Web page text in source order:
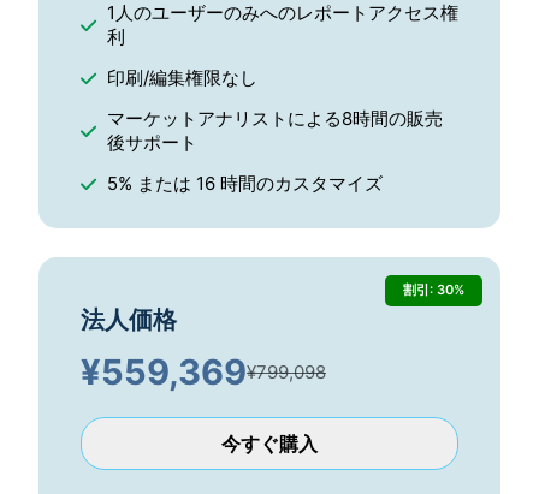
1人のユーザーのみへのレポートアクセス権
利
印刷/編集権限なし
マーケットアナリストによる8時間の販売
後サポート
5% または 16 時間のカスタマイズ
割引: 30%
法人価格
¥559,369¥799,098
今すぐ購入